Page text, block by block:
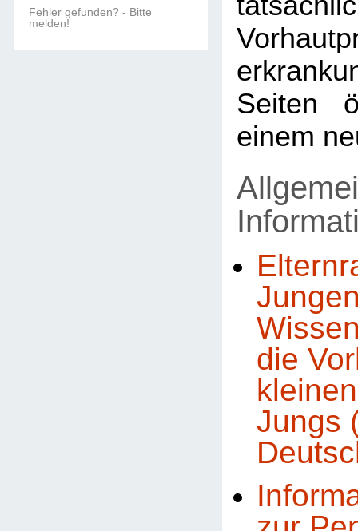
Fehler gefunden? - Bitte
melden!
Seiten
einem
die
Jungs